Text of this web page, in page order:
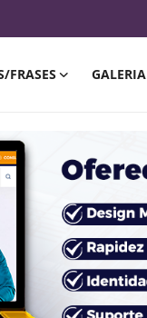
FRASES GALERIA